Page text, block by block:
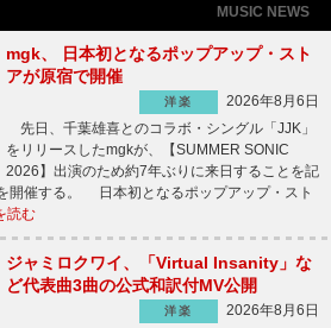
MUSIC NEWS
mgk、 日本初となるポップアップ・スト
アが原宿で開催
洋楽
2026年8月6日
先日、千葉雄喜とのコラボ・シングル「JJK」
をリリースしたmgkが、【SUMMER SONIC
2026】出演のため約7年ぶりに来日することを記
開催する。 日本初となるポップアップ・スト
読む
ジャミロクワイ、「Virtual Insanity」な
ど代表曲3曲の公式和訳付MV公開
洋楽
2026年8月6日